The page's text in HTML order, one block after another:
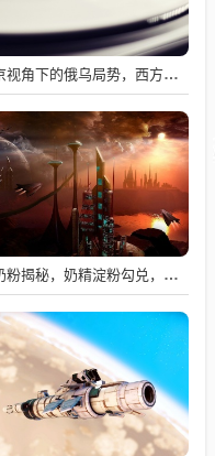
普京视角下的俄乌局势，西方间接介入的深度博弈与博弈解析
假奶粉揭秘，奶精淀粉勾兑，流向何处？